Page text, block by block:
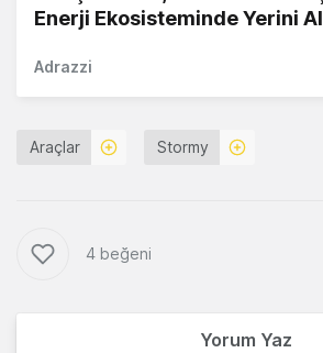
Enerji Ekosisteminde Yerini Al
Adrazzi
Araçlar Stormy
4 beğeni
Yorum Yaz